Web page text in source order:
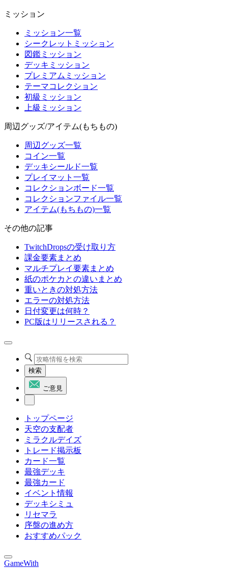
ミッション
ミッション一覧
シークレットミッション
図鑑ミッション
デッキミッション
プレミアムミッション
テーマコレクション
初級ミッション
上級ミッション
周辺グッズ/アイテム(もちもの)
周辺グッズ一覧
コイン一覧
デッキシールド一覧
プレイマット一覧
コレクションボード一覧
コレクションファイル一覧
アイテム(もちもの)一覧
その他の記事
TwitchDropsの受け取り方
課金要素まとめ
マルチプレイ要素まとめ
紙のポケカとの違いまとめ
重いときの対処方法
エラーの対処方法
日付変更は何時？
PC版はリリースされる？
検索
ご意見
トップページ
天空の支配者
ミラクルデイズ
トレード掲示板
カード一覧
最強デッキ
最強カード
イベント情報
デッキシミュ
リセマラ
序盤の進め方
おすすめパック
GameWith